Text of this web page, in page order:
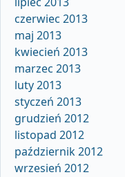
czerwiec 2013
maj 2013
kwiecień 2013
marzec 2013
luty 2013
styczeń 2013
grudzień 2012
listopad 2012
październik 2012
wrzesień 2012